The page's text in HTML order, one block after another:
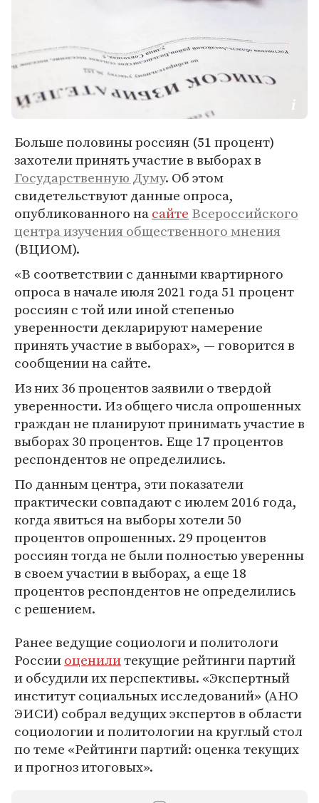
Больше половины россиян (51 процент)
захотели принять участие в выборах в
Государственную Думу. Об этом
свидетельствуют данные опроса,
опубликованного насайте Всероссийского
центра изучения общественного мнения
(ВЦИОМ).
«В соответствии с данными квартирного
опроса в начале июля 2021 года 51 процент
россиян с той или иной степенью
уверенности декларируют намерение
принять участие в выборах», — говорится в
сообщении на сайте.
Из них 36 процентов заявили о твердой
уверенности. Из общего числа опрошенных
граждан не планируют принимать участие в
выборах 30 процентов. Еще 17 процентов
респондентов не определились.
По данным центра, эти показатели
практически совпадают с июлем 2016 года,
когда явиться на выборы хотели 50
процентов опрошенных. 29 процентов
россиян тогда не были полностью уверенны
в своем участии в выборах, а еще 18
процентов респондентов не определились
с решением.
Ранее ведущие социологи и политологи
Россииоценилитекущие рейтинги партий
и обсудили их перспективы. «Экспертный
институт социальных исследований» (АНО
ЭИСИ) собрал ведущих экспертов в области
социологии и политологии на круглый стол
по теме «Рейтинги партий: оценка текущих
и прогноз итоговых».